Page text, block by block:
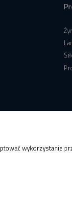
wykorzystanie